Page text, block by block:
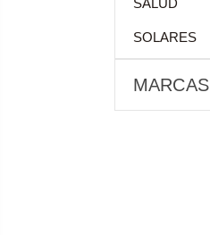
SALUD
SOLARES
MARCAS